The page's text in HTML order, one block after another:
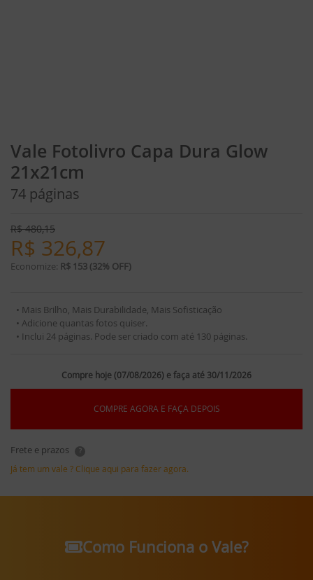
Vale Fotolivro Capa Dura Glow
21x21cm
74 páginas
R$480,15
R$ 326,87
Economize: R$ 153 (32% OFF)
• Mais Brilho, Mais Durabilidade, Mais Sofisticação
• Adicione quantas fotos quiser.
• Inclui 24 páginas. Pode ser criado com até 130 páginas.
Compre hoje (07/08/2026) e faça até 30/11/2026
COMPRE AGORA E FAÇA DEPOIS
Frete e prazos ?
Já tem um vale ? Clique aqui para fazer agora.
Como Funciona o Vale?